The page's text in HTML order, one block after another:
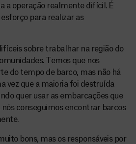
a operação realmente difícil. É
para realizar as
sobre trabalhar na região do
Temos que nos
do tempo de barco, mas não há
vez que a maioria foi destruída
quer usar as embarcações que
conseguimos encontrar barcos
bons, mas os responsáveis por